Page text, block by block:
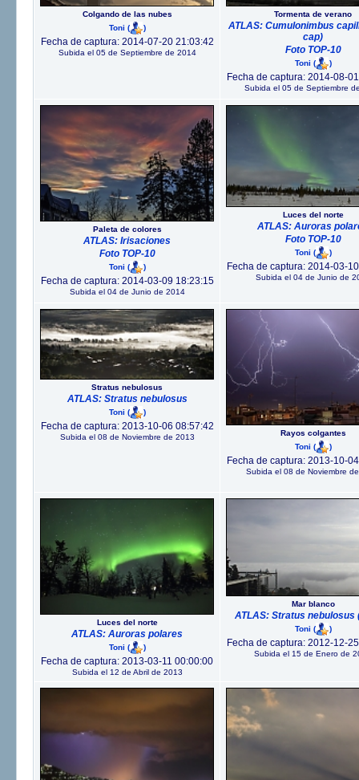
Colgando de las nubes
Toni ( )
Fecha de captura: 2014-07-20 21:03:42
Subida el 05 de Septiembre de 2014
Tormenta de verano
ATLAS: Cumulonimbus
cap)
Foto TOP-10
Toni ( )
Fecha de captura: 2014-08-
Subida el 05 de Septiembre
Paleta de colores
ATLAS: Irisaciones
Foto TOP-10
Toni ( )
Fecha de captura: 2014-03-09 18:23:15
Subida el 04 de Junio de 2014
Luces del norte
ATLAS: Auroras
Foto TOP-10
Toni ( )
Fecha de captura: 2014-03-
Subida el 04 de Junio de
Stratus nebulosus
ATLAS: Stratus nebulosus
Toni ( )
Fecha de captura: 2013-10-06 08:57:42
Subida el 08 de Noviembre de 2013
Rayos colgantes
Toni ( )
Fecha de captura: 2013-10-
Subida el 08 de Noviembre
Luces del norte
ATLAS: Auroras polares
Toni ( )
Fecha de captura: 2013-03-11 00:00:00
Subida el 12 de Abril de 2013
Mar blanco
ATLAS: Stratus nebulosus
Toni ( )
Fecha de captura: 2012-12-
Subida el 15 de Enero de